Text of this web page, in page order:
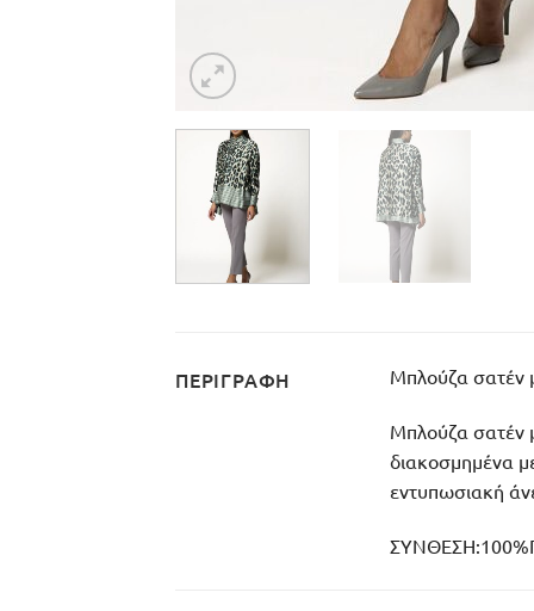
ΠΕΡΙΓΡΑΦΉ Μπλούζα σατέν
Μπλούζα σατέν
διακοσμημένα
εντυπωσιακή
ΣΥΝΘΕΣΗ: